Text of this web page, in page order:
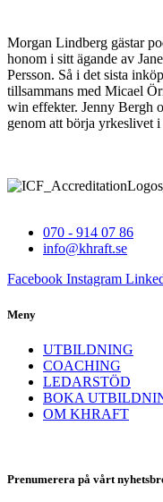
Morgan Lindberg gästar
honom i sitt ägande av
Persson. Så i det sista
tillsammans med Micael
win effekter. Jenny Bergh
genom att börja
070 - 914 07 86
info@khraft.se
Facebook Instagram
Meny
UTBILDNING
COACHING
LEDARSTÖD
BOKA
OM KHRAFT
Prenumerera på vårt